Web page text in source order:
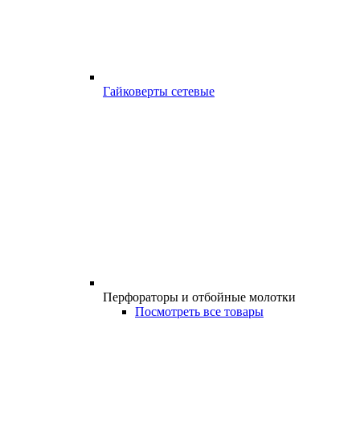
Гайковерты сетевые
Перфораторы и отбойные молотки
Посмотреть все товары